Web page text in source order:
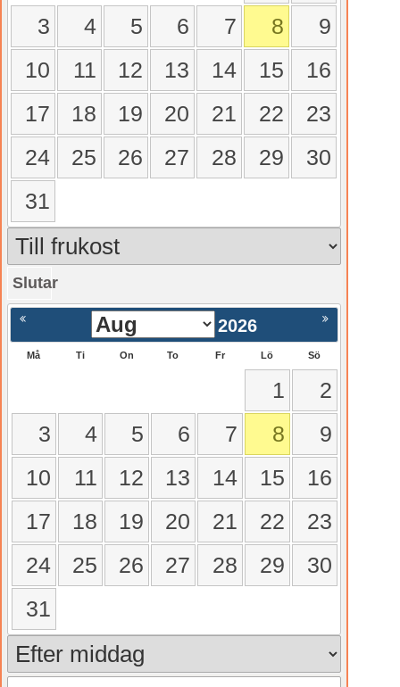
3
4 5 6 7 8
9
10
11 12 13 14 15
16
17
18 19 20 21 22
23
24
25 26 27 28 29
30
31
Slutar
Nästa >
2026
Må Ti On To Fr Lö Sö
1
2
3
4 5 6 7 8
9
10
11 12 13 14 15
16
17
18 19 20 21 22
23
24
25 26 27 28 29
30
31